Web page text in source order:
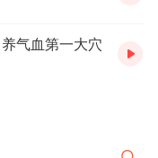
气血第一大穴